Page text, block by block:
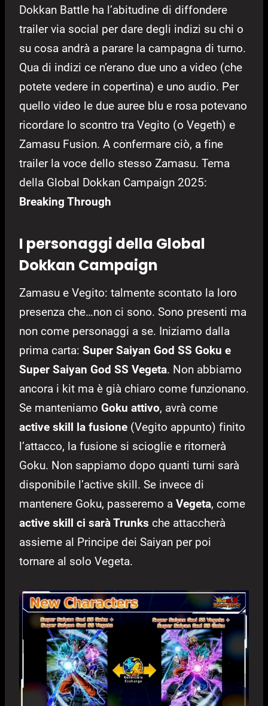
Dokkan Battle ha l’abitudine di diffondere
trailer via social per dare degli indizi su chi o
su cosa andrà a parare la campagna di turno.
Qua di indizi ce n’erano due uno a video (che
potete vedere in copertina) e uno audio. Per
quello video le due auree blu e rosa potevano
ricordare lo scontro tra Vegito (o Vegeth) e
Zamasu Fusion. A confermare ciò, a fine
trailer la voce dello stesso Zamasu. Tema
della Global Dokkan Campaign 2025:
Breaking Through
I personaggi della Global
Dokkan Campaign
Zamasu e Vegito: talmente scontato la loro
presenza che…non ci sono. Sono presenti ma
non come personaggi a se. Iniziamo dalla
prima carta: Super Saiyan God SS Goku e
Super Saiyan God SS Vegeta. Non abbiamo
ancora i kit ma è già chiaro come funzionano.
Se manteniamo Goku attivo, avrà come
active skill la fusione (Vegito appunto) finito
l’attacco, la fusione si scioglie e ritornerà
Goku. Non sappiamo dopo quanti turni sarà
disponibile l’active skill. Se invece di
mantenere Goku, passeremo a Vegeta, come
active skill ci sarà Trunks che attaccherà
assieme al Principe dei Saiyan per poi
tornare al solo Vegeta.